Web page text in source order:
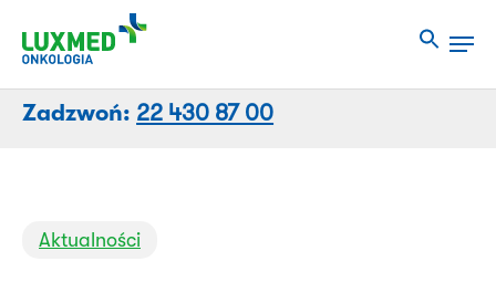
strony
Menu
Zadzwoń: 22 430 87 00
Aktualności